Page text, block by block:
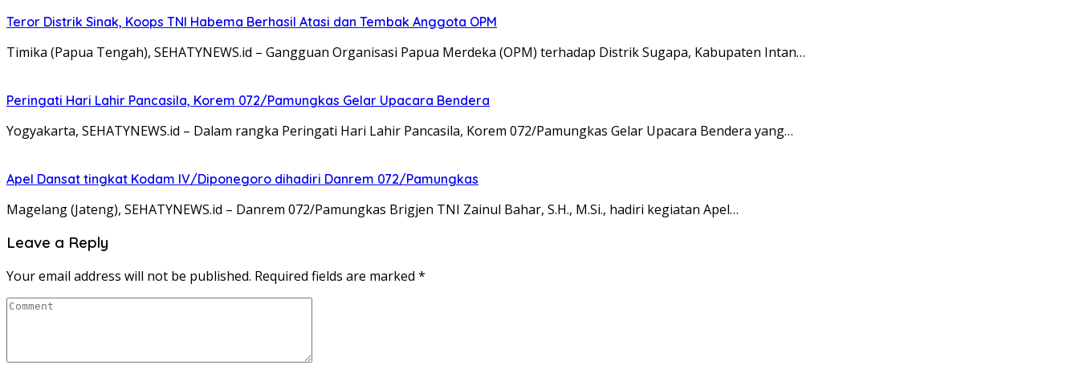
Teror Distrik Sinak, Koops TNI Habema Berhasil Atasi dan Tembak Anggota OPM
Timika (Papua Tengah), SEHATYNEWS.id – Gangguan Organisasi Papua Merdeka (OPM) terhadap Distrik Sugapa, Kabupaten Intan…
Peringati Hari Lahir Pancasila, Korem 072/Pamungkas Gelar Upacara Bendera
Yogyakarta, SEHATYNEWS.id – Dalam rangka Peringati Hari Lahir Pancasila, Korem 072/Pamungkas Gelar Upacara Bendera yang…
Apel Dansat tingkat Kodam lV/Diponegoro dihadiri Danrem 072/Pamungkas
Magelang (Jateng), SEHATYNEWS.id – Danrem 072/Pamungkas Brigjen TNI Zainul Bahar, S.H., M.Si., hadiri kegiatan Apel…
Leave a Reply
Your email address will not be published. Required fields are marked *